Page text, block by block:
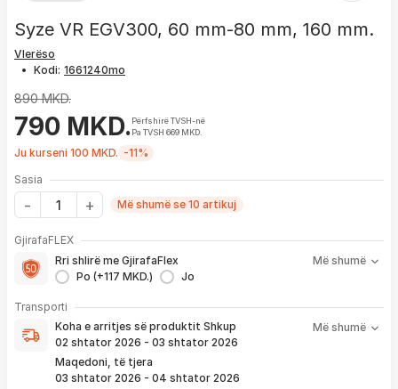
Syze VR EGV300, 60 mm-80 mm, 160 mm.
Vlerëso
• Kodi:
890 MKD.
790 MKD.Përfshirë TVSH-në
Pa TVSH 669 MKD.
Ju kurseni 100 MKD. -11%
Sasia
Më shumë se 10 artikuj
GjirafaFLEX
Rri shlirë me GjirafaFlex
Po (+117 MKD.)
Jo
Më shumë
-Prioritet
1 viti nga blerja
- Kontakt brenda24 hpër servisim, zëvendësim apo kthim
pagesë
Transporti
Koha e arritjes së produktit Shkup
02 shtator 2026 - 03 shtator 2026
Maqedoni, të tjera
03 shtator 2026 - 04 shtator 2026
Më shumë
Koha e arritjes së produktit nënkupton periudhën prej kur
bëhet verifikimi i porosisë suaj, dhe njoftimit për verifikim
që ju e pranoni përmes email-it apo SMS-it.
Nëse porosia bëhet tani, produkti arrin sipas afatit kohor të
vendosur më lartë. Ju do të njoftoheni në vazhdimësi